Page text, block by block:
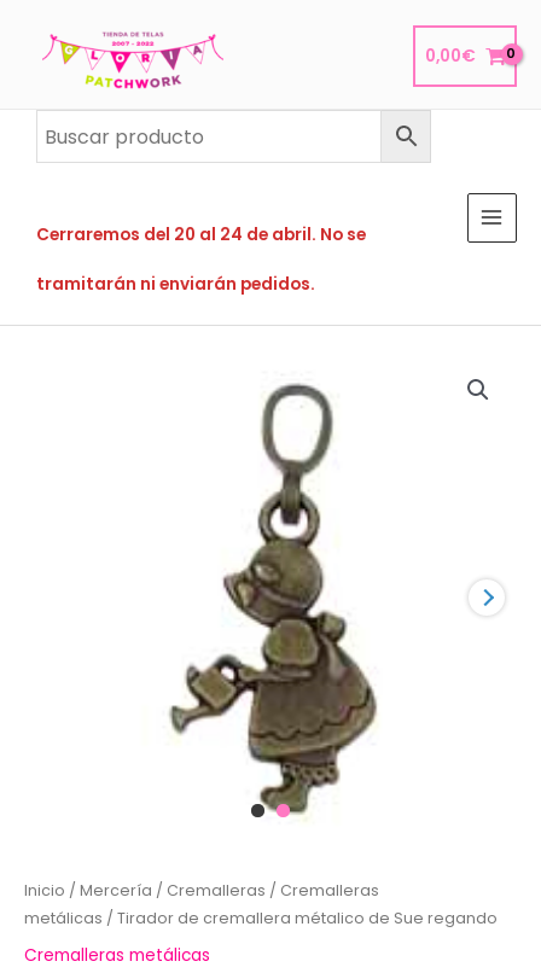
0,00€
Cerraremos del 20 al 24 de abril. No se
tramitarán ni enviarán pedidos.
Inicio / Mercería / Cremalleras / Cremalleras
metálicas / Tirador de cremallera métalico de Sue regando
Cremalleras metálicas